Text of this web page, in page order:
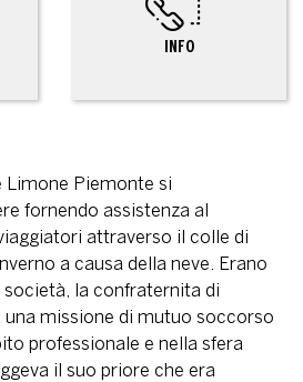
INFO
Limone Piemonte si
fornendo assistenza al
attraverso il colle di
a causa della neve. Erano
la confraternita di
una missione di mutuo soccorso
professionale e nella sfera
il suo priore che era